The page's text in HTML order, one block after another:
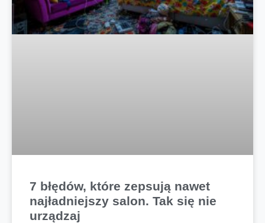
7 błędów, które zepsują nawet
najładniejszy salon. Tak się nie
urządzaj